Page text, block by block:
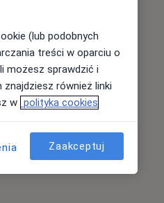
(lub podobnych
treści w oparciu o
możesz sprawdzić i
również linki
w polityka cookies
Zaakceptuj